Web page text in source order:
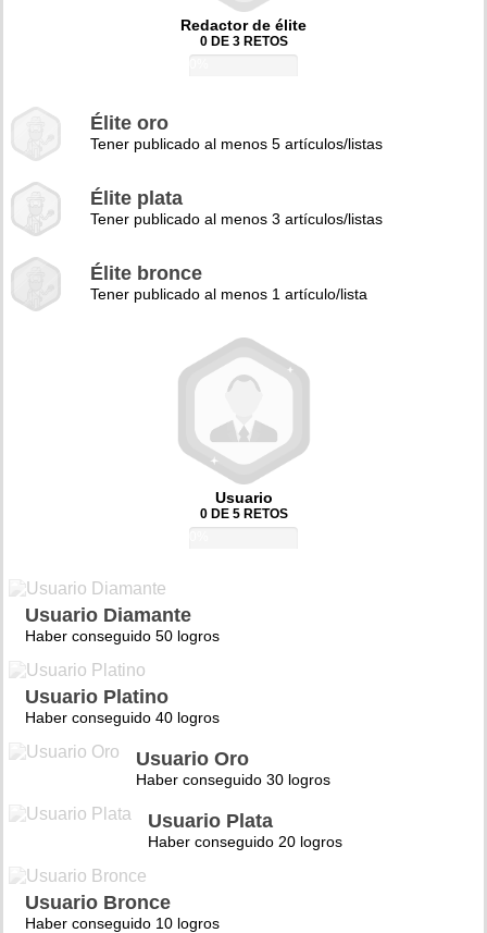
Redactor de élite
0 DE 3 RETOS
Élite oro
Tener publicado al menos 5 artículos/listas
Élite plata
Tener publicado al menos 3 artículos/listas
Élite bronce
Tener publicado al menos 1 artículo/lista
Usuario
0 DE 5 RETOS
Usuario Diamante
Haber conseguido 50 logros
Usuario Platino
Haber conseguido 40 logros
Usuario Oro
Haber conseguido 30 logros
Usuario Plata
Haber conseguido 20 logros
Usuario Bronce
Haber conseguido 10 logros